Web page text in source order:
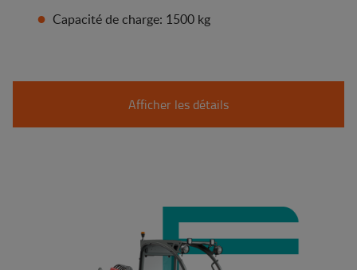
Capacité de charge: 1500 kg
Afficher les détails